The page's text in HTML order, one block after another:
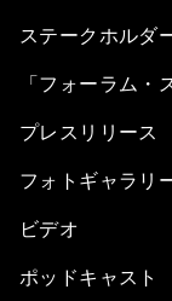
ステークホルダ
「フォーラム・
プレスリリース
フォトギャラリ
ビデオ
ポッドキャスト